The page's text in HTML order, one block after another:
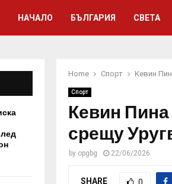
НАЧАЛО БЪЛГАРИЯ СВЕТА
Home Спорт Кевин
Спорт
Кевин
срещу
by opgbg 22/06/2026
SHARE